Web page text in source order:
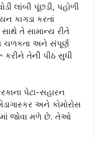
લાંબી પૂંછડી, પહોળી
કાગડા કરતાં
તે સામાન્ય રીતે
ચળકતા અને સંપૂર્ણ
તેની પીઠ સુધી
પેટા-સહારન
અને કોમોરોસ
જોવા મળે છે. તેઓ